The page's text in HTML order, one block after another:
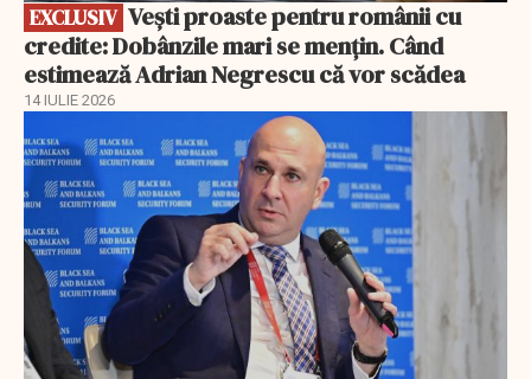
EXCLUSIV
credite: Dobânzile mari se mențin. Când
estimează Adrian Negrescu că vor scădea
14 IULIE 2026